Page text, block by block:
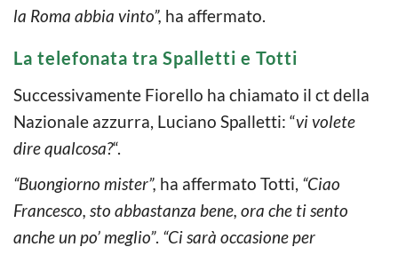
la Roma abbia vinto”, ha affermato.
La telefonata tra Spalletti e Totti
Successivamente Fiorello ha chiamato il ct della
Nazionale azzurra, Luciano Spalletti: “vi volete
dire qualcosa?“.
“Buongiorno mister”, ha affermato Totti, “Ciao
Francesco, sto abbastanza bene, ora che ti sento
anche un po’ meglio”. “Ci sarà occasione per